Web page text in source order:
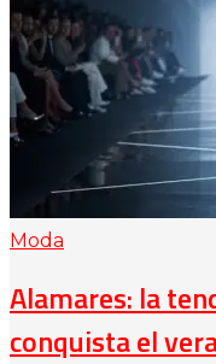
Moda
Alamares: la
conquista el